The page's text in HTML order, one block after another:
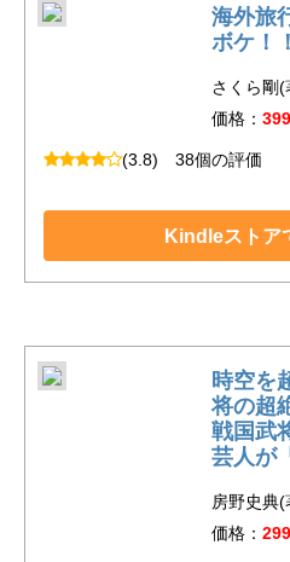
海外旅
ボケ！！
さくら剛(
価格： 399
(3.8) 38個の評価
Kindleストア
時空を
将の超
戦国武
芸人が
房野史典(
価格： 299